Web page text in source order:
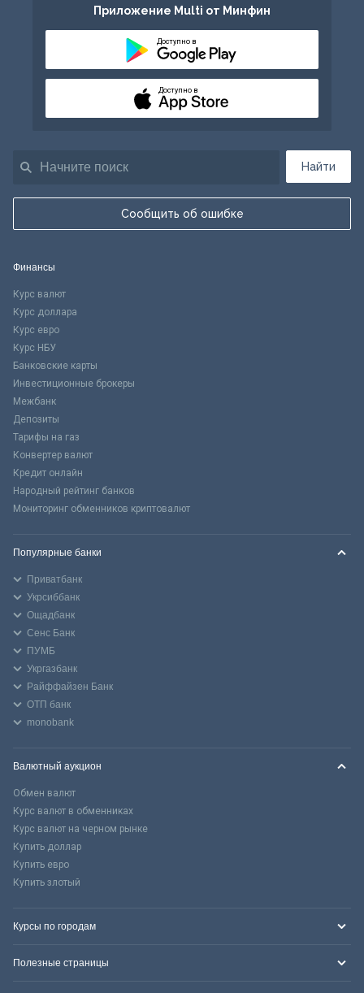
Найти
Сообщить об ошибке
Приложение Multi от Минфин
Доступно в
Доступно в
Финансы
Курс валют
Курс доллара
Курс евро
Курс НБУ
Банковские карты
Инвестиционные брокеры
Межбанк
Депозиты
Тарифы на газ
Конвертер валют
Кредит онлайн
Народный рейтинг банков
Мониторинг обменников криптовалют
Популярные банки
Приватбанк
Укрсиббанк
Ощадбанк
Сенс Банк
ПУМБ
Укргазбанк
Райффайзен Банк
ОТП банк
monobank
Валютный аукцион
Обмен валют
Курс валют в обменниках
Курс валют на черном рынке
Купить доллар
Купить евро
Купить злотый
Курсы по городам
Полезные страницы